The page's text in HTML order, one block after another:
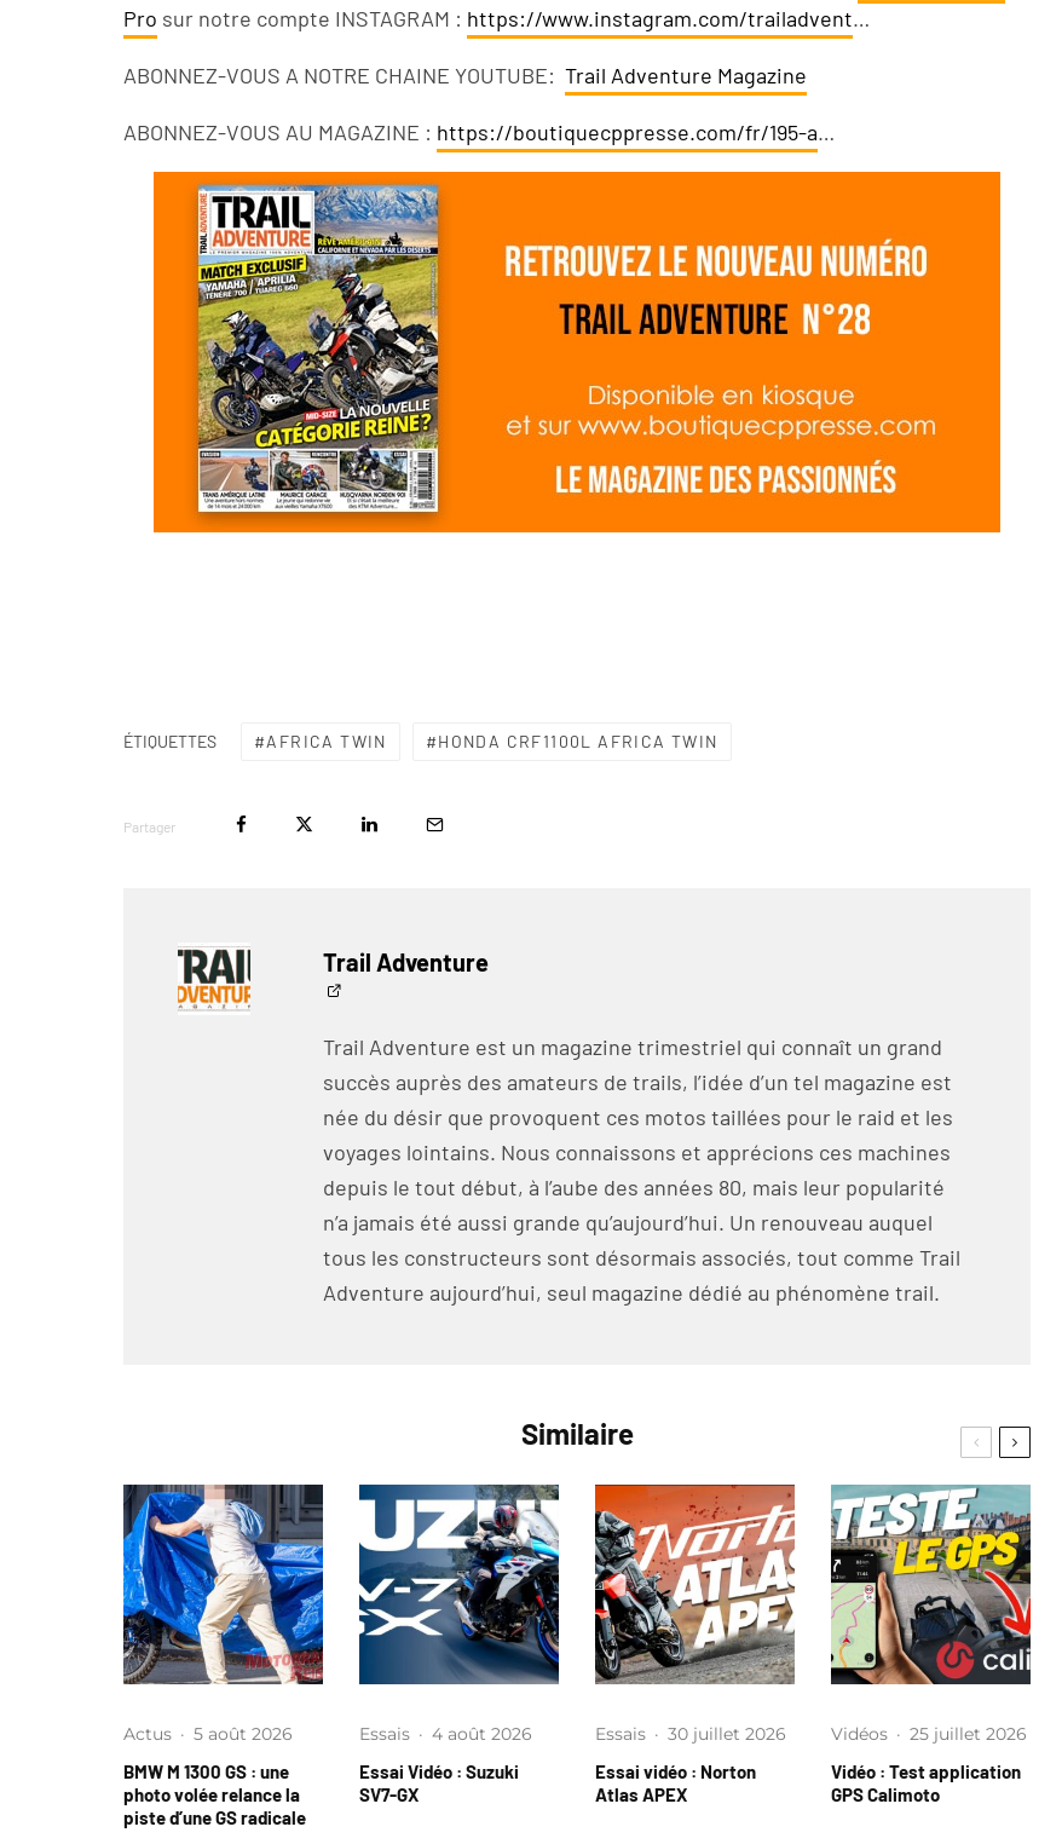
Pro sur notre compte INSTAGRAM : https://www.instagram.com/trailadvent…
ABONNEZ-VOUS A NOTRE CHAINE YOUTUBE: Trail Adventure Magazine
ABONNEZ-VOUS AU MAGAZINE : https://boutiquecppresse.com/fr/195-a…
ÉTIQUETTES AFRICA TWIN HONDA CRF1100L AFRICA TWIN
Partager
Trail Adventure
Trail Adventure est un magazine trimestriel qui connaît un grand
succès auprès des amateurs de trails, l’idée d’un tel magazine est
née du désir que provoquent ces motos taillées pour le raid et les
voyages lointains. Nous connaissons et apprécions ces machines
depuis le tout début, à l’aube des années 80, mais leur popularité
n’a jamais été aussi grande qu’aujourd’hui. Un renouveau auquel
tous les constructeurs sont désormais associés, tout comme Trail
Adventure aujourd’hui, seul magazine dédié au phénomène trail.
Similaire
Actus · 5 août 2026
BMW M 1300 GS : une
photo volée relance la
piste d’une GS radicale
Essais · 4 août 2026
Essai Vidéo : Suzuki
SV7-GX
Essais · 30 juillet 2026
Essai vidéo : Norton
Atlas APEX
Vidéos · 25 juillet 2026
Vidéo : Test application
GPS Calimoto